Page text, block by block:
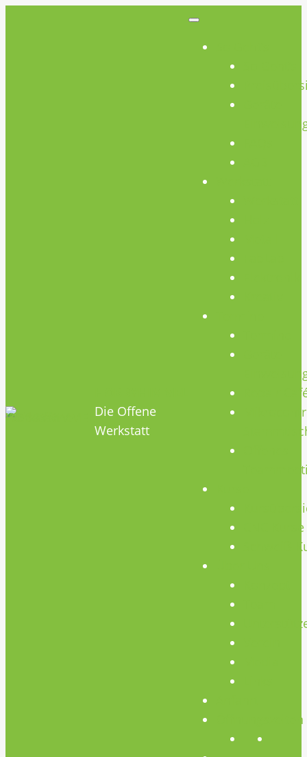
Die Offene
Werkstatt
Repair
CNC Kurse
Schweiß-
Öffnungszeiten